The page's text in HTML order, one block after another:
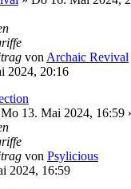
von Archaic Revival
2024, 20:16
Mo 13. Mai 2024, 16:59
von Psylicious
2024, 16:59